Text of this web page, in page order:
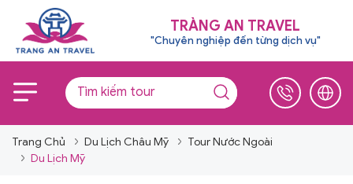
TRÀNG AN TRAVEL
"Chuyên nghiệp đến từng dịch vụ"
Trang Chủ Du Lịch Châu Mỹ
Tour Nước Ngoài
Du Lịch Mỹ